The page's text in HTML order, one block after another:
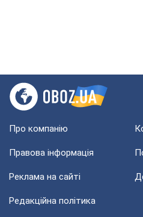
Про компанію
Правова інформація
Реклама на сайті
Редакційна політика